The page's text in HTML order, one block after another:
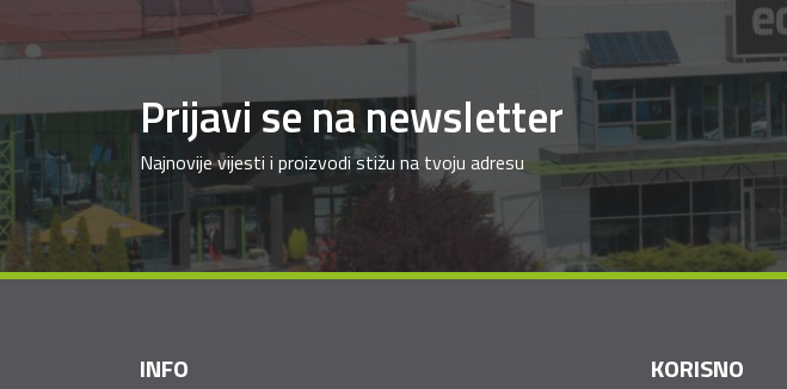
Prijavi se na newsletter
Najnovije vijesti i proizvodi stižu na tvoju adresu
INFO KORISNO